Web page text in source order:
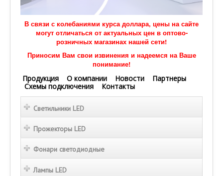
В связи с колебаниями курса доллара, цены на сайте
могут отличаться от актуальных цен в оптово-
розничных магазинах нашей сети!
Приносим Вам свои извинения и надеемся на Ваше
понимание!
Продукция
О компании Новости
Партнеры
Схемы подключения
Контакты
Светильники LED
Прожекторы LED
Фонари светодиодные
Лампы LED